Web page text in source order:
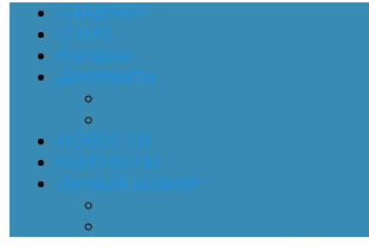
ГЛАВНАЯ
О НАС
Магазин
Документы
НОВОСТИ
КОНТАКТЫ
Личный кабинет